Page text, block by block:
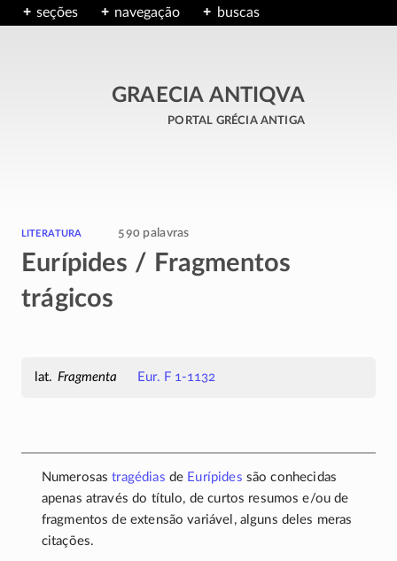
seções navegação buscas
GRAECIA ANTIQVA
portal grécia antiga
literatura 590 palavras
Eurípides / Fragmentos
trágicos
Fragmenta Eur. F 1-1132
Numerosastragédias de Eurípides são conhecidas
apenas através do título, de curtos resumos e/ou de
fragmentos de extensão variável, alguns deles meras
citações.